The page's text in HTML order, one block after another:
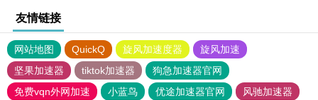
友情链接
网站地图 QuickQ 旋风加速度器
旋风加速
坚果加速器
tiktok加速器
狗急加速器官网
免费vqn外网加速
小蓝鸟 优途加速器官网
风驰加速器